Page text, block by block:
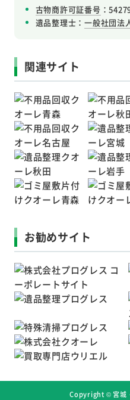
古物商許可証番号 ：
遺品整理士： 一般社団法
関連サイト
お勧めサイト
Copyright ©宮城